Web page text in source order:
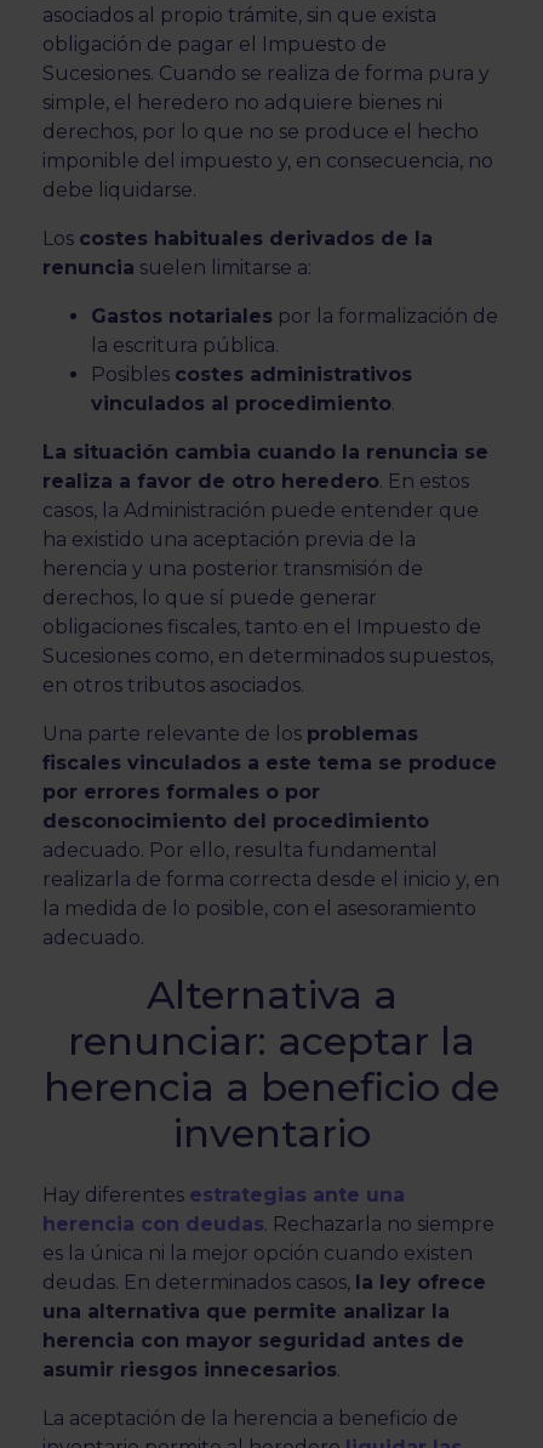
asociados al propio trámite, sin que exista
obligación de pagar el Impuesto de
Sucesiones. Cuando se realiza de forma pura y
simple, el heredero no adquiere bienes ni
derechos, por lo que no se produce el hecho
imponible del impuesto y, en consecuencia, no
debe liquidarse.
Los costes habituales derivados de la
renuncia suelen limitarse a:
Gastos notariales por la formalización de
la escritura pública.
Posibles costes administrativos
vinculados al procedimiento.
La situación cambia cuando la renuncia se
realiza a favor de otro heredero. En estos
casos, la Administración puede entender que
ha existido una aceptación previa de la
herencia y una posterior transmisión de
derechos, lo que sí puede generar
obligaciones fiscales, tanto en el Impuesto de
Sucesiones como, en determinados supuestos,
en otros tributos asociados.
Una parte relevante de los problemas
fiscales vinculados a este tema se produce
por errores formales o por
desconocimiento del procedimiento
adecuado. Por ello, resulta fundamental
realizarla de forma correcta desde el inicio y, en
la medida de lo posible, con el asesoramiento
adecuado.
Alternativa a
renunciar: aceptar la
herencia a beneficio de
inventario
Hay diferentes estrategias ante una
herencia con deudas. Rechazarla no siempre
es la única ni la mejor opción cuando existen
deudas. En determinados casos, la ley ofrece
una alternativa que permite analizar la
herencia con mayor seguridad antes de
asumir riesgos innecesarios.
La aceptación de la herencia a beneficio de